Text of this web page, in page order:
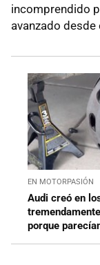
incomprendido
avanzado
EN MOTORPASIÓN
Audi creó en
porque